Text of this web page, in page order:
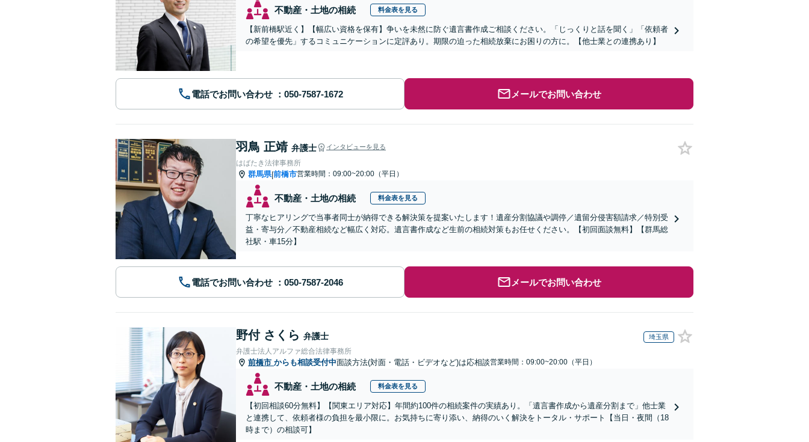
不動産・土地の相続 料金表を見る
【新前橋駅近く】【幅広い資格を保有】争いを未然に防ぐ遺言書作成ご相談ください。「じっくりと話を聞く」「依頼者
の希望を優先」するコミュニケーションに定評あり。期限の迫った相続放棄にお困りの方に。【他士業との連携あり】
電話でお問い合わせ メールでお問い合わせ
羽鳥 正靖 弁護士 インタビューを見る
はばたき法律事務所
群馬県|前橋市営業時間：09:00~20:00（平日）
不動産・土地の相続 料金表を見る
丁寧なヒアリングで当事者同士が納得できる解決策を提案いたします！遺産分割協議や調停／遺留分侵害額請求／特別受
益・寄与分／不動産相続など幅広く対応。遺言書作成など生前の相続対策もお任せください。【初回面談無料】【群馬総
社駅・車15分】
電話でお問い合わせ メールでお問い合わせ
野付 さくら 弁護士 埼玉県
弁護士法人アルファ総合法律事務所
前橋市 からも相談受付中面談方法(対面・電話・ビデオなど)は応相談営業時間：09:00~20:00（平日）
不動産・土地の相続 料金表を見る
【初回相談60分無料】【関東エリア対応】年間約100件の相続案件の実績あり。「遺言書作成から遺産分割まで」他士業
と連携して、依頼者様の負担を最小限に。お気持ちに寄り添い、納得のいく解決をトータル・サポート【当日・夜間（18
時まで）の相談可】